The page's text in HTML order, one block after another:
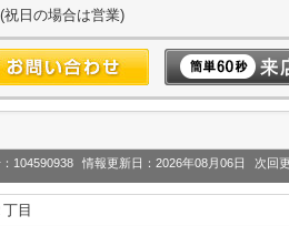
日の場合は営業)
104590938 情報更新日：2026年08月06日 次回
丁目